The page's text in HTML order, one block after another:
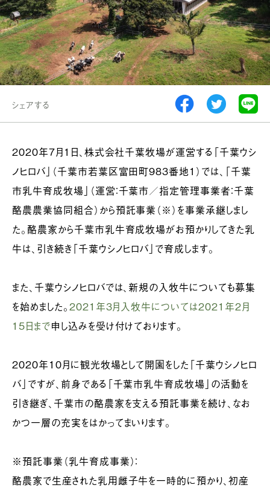
シェアする
2020年７月1日、株式会社千葉牧場が運営する「千葉ウシ
ノヒロバ」（千葉市若葉区富田町983番地1）では、「千葉
市乳牛育成牧場」（運営：千葉市／指定管理事業者：千葉
酪農農業協同組合）から預託事業（※）を事業承継しまし
た。酪農家から千葉市乳牛育成牧場がお預かりしてきた乳
牛は、引き続き「千葉ウシノヒロバ」で育成します。
また、千葉ウシノヒロバでは、新規の入牧牛についても募集
を始めました。2021年3月入牧牛については2021年2月
15日まで申し込みを受け付けております。
2020年10月に観光牧場として開園をした「千葉ウシノヒロ
バ」ですが、前身である「千葉市乳牛育成牧場」の活動を
引き継ぎ、千葉市の酪農家を支える預託事業を続け、なお
かつ一層の充実をはかってまいります。
※預託事業（乳牛育成事業）：
酪農家で生産された乳用雌子牛を一時的に預かり、初産